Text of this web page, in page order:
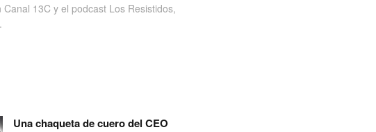
13C y el podcast Los Resistidos,
Una chaqueta de cuero del CEO